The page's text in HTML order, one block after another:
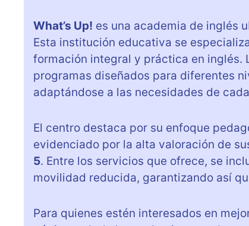
What’s Up! es una academia de inglés
Esta institución educativa se
formación integral y práctica en inglés.
programas diseñados para diferentes
adaptándose a las necesidades de
El centro destaca por su enfoque
evidenciado por la alta valoración de
5. Entre los servicios que ofrece, se
movilidad reducida, garantizando así
Para quienes estén interesados en